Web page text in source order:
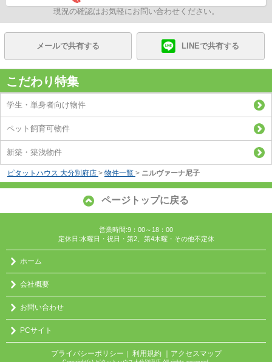
現況の確認はお気軽にお問い合わせください。
メールで共有する LINEで共有する
こだわり特集
学生・単身者向け物件
ペット飼育可物件
新築・築浅物件
ピタットハウス 大分別府店 > 物件一覧 > ニルヴァーナ尼子
ページトップに戻る
営業時間:9：00～18：00
定休日:水曜日・祝日・第2、第4木曜・その他不定休
ホーム
会社概要
お問い合わせ
PCサイト
プライバシーポリシー 利用規約 ｜アクセスマップ